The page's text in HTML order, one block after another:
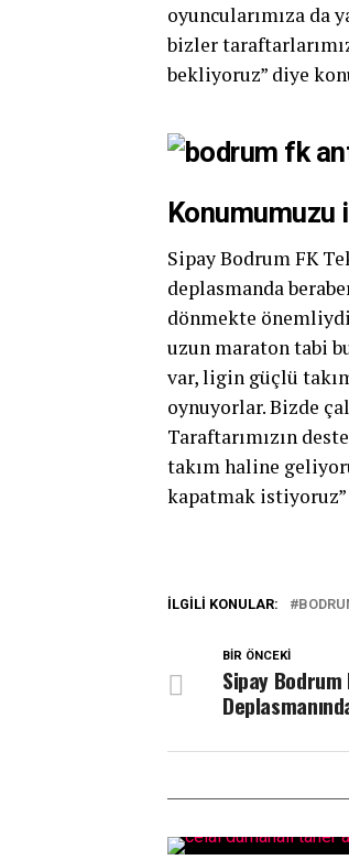
oyuncularımıza da
bizler
bekliyoruz” diye
Konumumuzu
Sipay Bodrum FK
deplasmanda
dönmekte
uzun maraton tabi
var, ligin güçlü
oynuyorlar. Bizde
Taraftarımızın
takım haline
kapatmak istiyoruz”
İLGILI KONULAR:
BIR ÖNCEKI
Sipay